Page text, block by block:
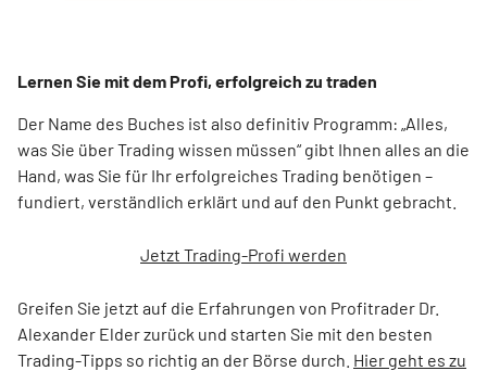
Lernen Sie mit dem Profi, erfolgreich zu traden
Der Name des Buches ist also definitiv Programm: „Alles,
was Sie über Trading wissen müssen“ gibt Ihnen alles an die
Hand, was Sie für Ihr erfolgreiches Trading benötigen –
fundiert, verständlich erklärt und auf den Punkt gebracht.
Jetzt Trading-Profi werden
Greifen Sie jetzt auf die Erfahrungen von Profitrader Dr.
Alexander Elder zurück und starten Sie mit den besten
Trading-Tipps so richtig an der Börse durch. Hier geht es zu